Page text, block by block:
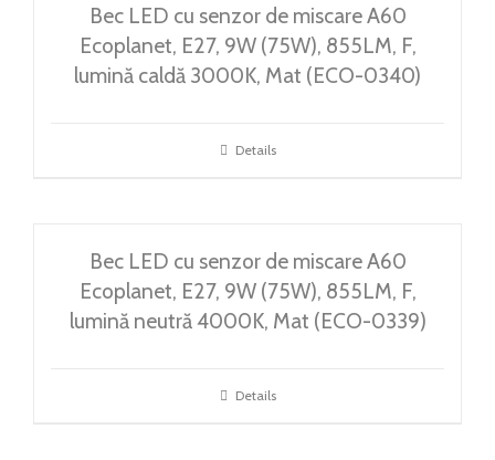
Bec LED cu senzor de miscare A60
Ecoplanet, E27, 9W (75W), 855LM, F,
lumină caldă 3000K, Mat (ECO-0340)
Details
Bec LED cu senzor de miscare A60
Ecoplanet, E27, 9W (75W), 855LM, F,
lumină neutră 4000K, Mat (ECO-0339)
Details